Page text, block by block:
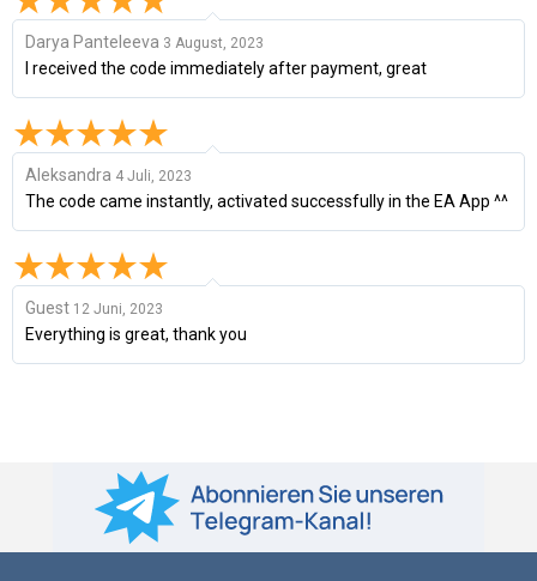
Darya Panteleeva 3 August, 2023
I received the code immediately after payment, great
Aleksandra 4 Juli, 2023
The code came instantly, activated successfully in the EA App ^^
Guest 12 Juni, 2023
Everything is great, thank you